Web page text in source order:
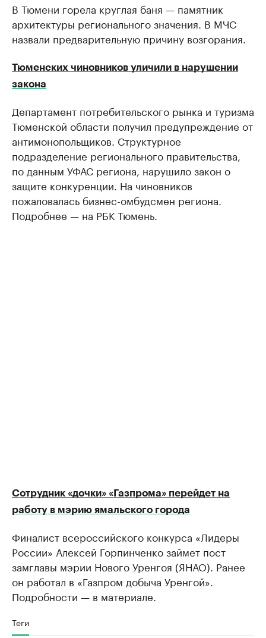
В Тюмени горела круглая баня — памятник
архитектуры регионального значения. В МЧС
назвали предварительную причину возгорания.
Тюменских чиновников уличили в нарушении
закона
Департамент потребительского рынка и туризма
Тюменской области получил предупреждение от
антимонопольщиков. Структурное
подразделение регионального правительства,
по данным УФАС региона, нарушило закон о
защите конкуренции. На чиновников
пожаловалась бизнес-омбудсмен региона.
Подробнее — на РБК Тюмень.
Сотрудник «дочки» «Газпрома» перейдет на
работу в мэрию ямальского города
Финалист всероссийского конкурса «Лидеры
России» Алексей Горпинченко займет пост
замглавы мэрии Нового Уренгоя (ЯНАО). Ранее
он работал в «Газпром добыча Уренгой».
Подробности — в материале.
Теги